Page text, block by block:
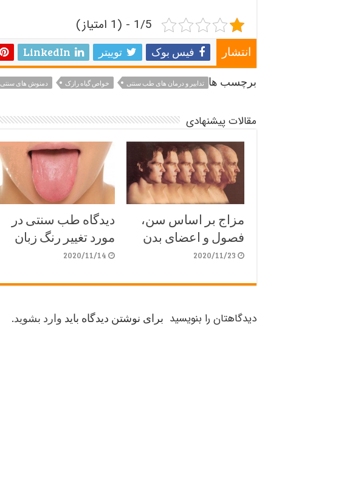
1/5 - (1 امتیاز)
انتشار فیس بوک توییتر LinkedIn
برچسب ها تدابیر و درمان های طب سنتی خواص گیاه رازک دمنوش های سنتی
مقالات پیشنهادی
مزاج بر اساس سن،
فصول و اعضای بدن
2020/11/23
دیدگاه طب سنتی در
مورد تغییر رنگ زبان
2020/11/14
دیدگاهتان را بنویسید برای نوشتن دیدگاه باید وارد بشوید.